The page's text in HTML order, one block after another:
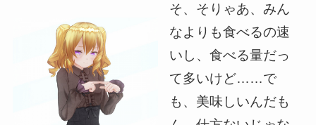
そ、そりゃあ、みん
なよりも食べるの速
いし、食べる量だっ
て多いけど……で
も、美味しいんだも